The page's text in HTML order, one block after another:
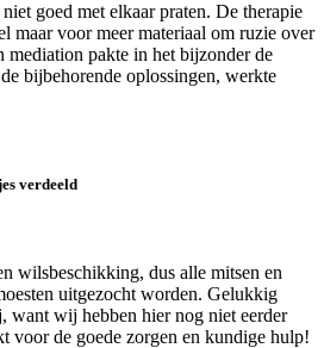
goed met elkaar praten. De therapie
maar voor meer materiaal om ruzie over
mediation pakte in het bijzonder de
bijbehorende oplossingen, werkte
verdeeld
wilsbeschikking, dus alle mitsen en
uitgezocht worden. Gelukkig
want wij hebben hier nog niet eerder
voor de goede zorgen en kundige hulp!